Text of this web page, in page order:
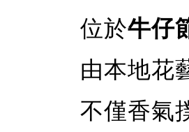
位於牛仔
由本地花
不僅香氣